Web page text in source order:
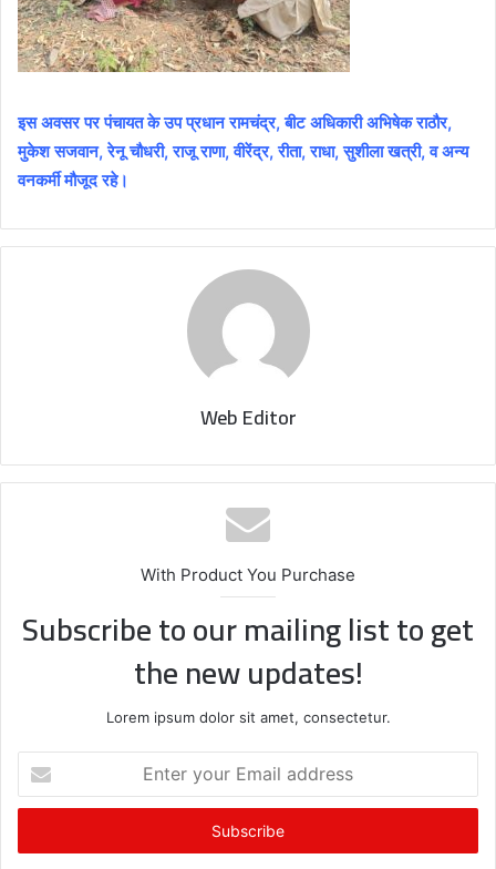
इस अवसर पर पंचायत के उप प्रधान रामचंद्र, बीट अधिकारी अभिषेक राठौर,
मुकेश सजवान, रेनू चौधरी, राजू राणा, वीरेंद्र, रीता, राधा, सुशीला खत्री, व अन्य
वनकर्मी मौजूद रहे।
Web Editor
With Product You Purchase
Subscribe to our mailing list to get
the new updates!
Lorem ipsum dolor sit amet, consectetur.
t
r